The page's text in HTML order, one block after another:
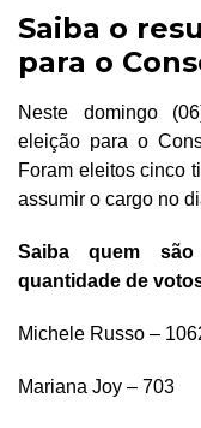
Saiba o
para o
Neste domingo
eleição para o
Foram eleitos cinco
assumir o cargo no
Saiba quem
quantidade de
Michele Russo –
Mariana Joy – 703